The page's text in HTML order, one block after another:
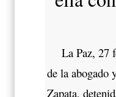
La Paz, 27
de la abogado
Zapata,